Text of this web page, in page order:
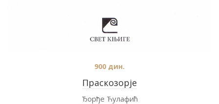
Праскозорје
900 дин.
Ђорђе Ћулафић